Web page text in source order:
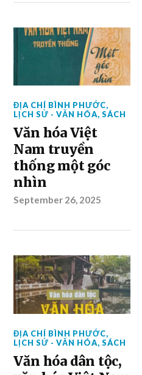
ĐỊA CHÍ BÌNH PHƯỚC,
LỊCH SỬ - VĂN HÓA,SÁCH
Văn hóa Việt
Nam truyền
thống một góc
nhìn
September 26, 2025
ĐỊA CHÍ BÌNH PHƯỚC,
LỊCH SỬ - VĂN HÓA,SÁCH
Văn hóa dân tộc,